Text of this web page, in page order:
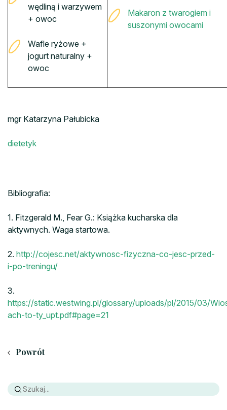
wędliną i warzywem
+ owoc
Wafle ryżowe +
jogurt naturalny +
owoc
Makaron z twarogiem i
suszonymi owocami
mgr Katarzyna Pałubicka
dietetyk
Bibliografia:
1. Fitzgerald M., Fear G.: Książka kucharska dla
aktywnych. Waga startowa.
2. http://cojesc.net/aktywnosc-fizyczna-co-jesc-przed-
i-po-treningu/
3.
https://static.westwing.pl/glossary/uploads/pl/2015/03/
ach-to-ty_upt.pdf#page=21
Powrót